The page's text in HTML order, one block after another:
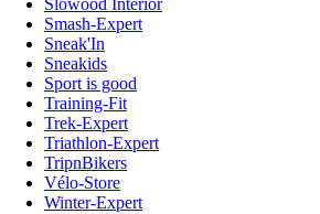
Slowood Interior
Smash-Expert
Sneak'In
Sneakids
Sport is good
Training-Fit
Trek-Expert
Triathlon-Expert
TripnBikers
Vélo-Store
Winter-Expert